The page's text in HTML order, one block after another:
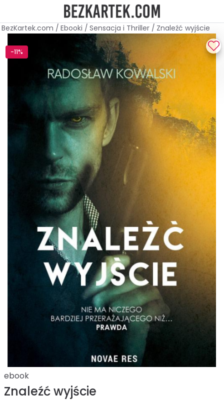
BezKartek.com / Ebooki / Sensacja i Thriller / Znaleźć wyjście
-11%
ebook
Znaleźć wyjście